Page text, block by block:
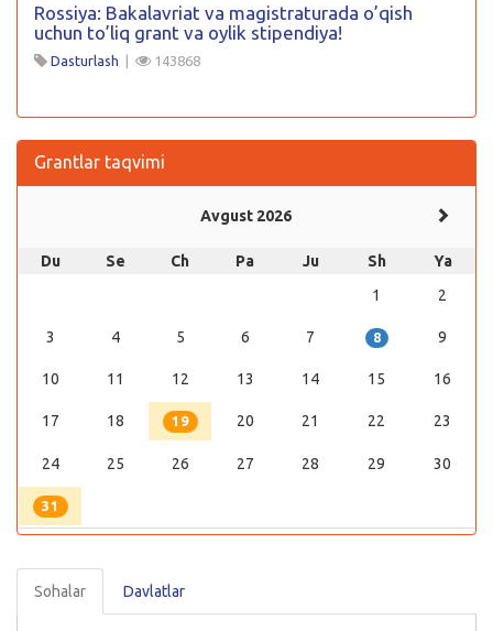
Rossiya: Bakalavriat va magistraturada o’qish
uchun to’liq grant va oylik stipendiya!
Dasturlash | 143868
Grantlar taqvimi
Avgust 2026
Du Se Ch Pa Ju Sh
Ya
1
2
3 4 5 6 7 8 9
10 11 12 13 14 15 16
17 18 19 20 21 22 23
24 25 26 27 28 29 30
31
Sohalar Davlatlar